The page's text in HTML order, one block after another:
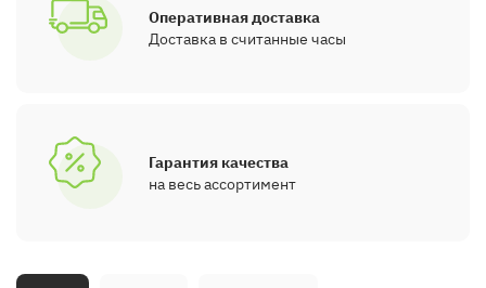
Оперативная доставка
Доставка в считанные часы
Гарантия качества
на весь ассортимент